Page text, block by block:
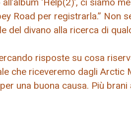
Road per registrarla.” Non
del divano alla ricerca di
risposte su cosa
che riceveremo dagli Arctic
una buona causa. Più